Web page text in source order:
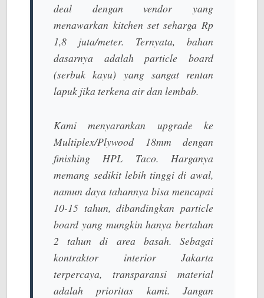
deal dengan vendor yang
menawarkan kitchen set seharga Rp
1,8 juta/meter. Ternyata, bahan
dasarnya adalahparticle board
(serbuk kayu) yang sangat rentan
lapuk jika terkena air dan lembab.
Kami menyarankan upgrade ke
Multiplex/Plywood 18mm dengan
finishing HPL Taco. Harganya
memang sedikit lebih tinggi di awal,
namun daya tahannya bisa mencapai
10-15 tahun, dibandingkan particle
board yang mungkin hanya bertahan
2 tahun di area basah. Sebagai
kontraktor interior Jakarta
terpercaya, transparansi material
adalah prioritas kami. Jangan